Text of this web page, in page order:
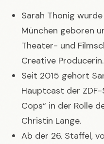
Sarah Thonig wurde
München geboren
Theater- und
Creative Producerin.
Seit 2015 gehört
Hauptcast der ZDF-
Cops“ in der Rolle
Christin Lange.
Ab der 26. Staffel,